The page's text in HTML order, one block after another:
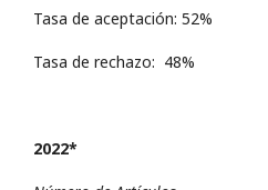
Tasa de aceptación: 52%
Tasa de rechazo: 48%
2022*